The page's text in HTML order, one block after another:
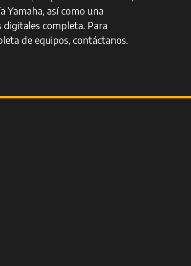
Yamaha, así como una
digitales completa. Para
de equipos, contáctanos.